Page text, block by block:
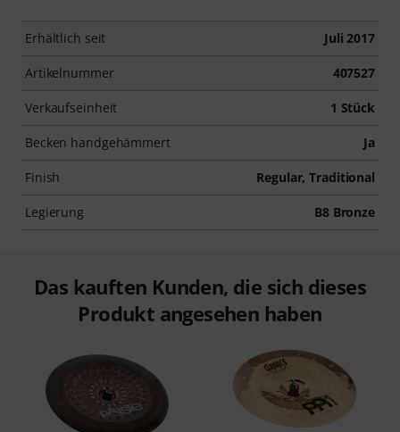
Erhältlich seit Juli 2017
Artikelnummer 407527
Verkaufseinheit 1 Stück
Becken handgehämmert Ja
Finish Regular, Traditional
Legierung B8 Bronze
Das kauften Kunden, die sich dieses
Produkt angesehen haben